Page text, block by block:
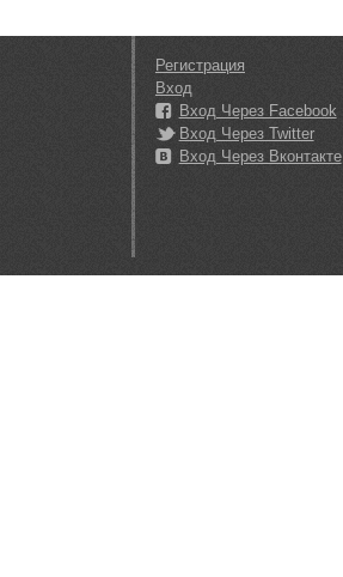
Регистрация
Вход
Вход Через Facebook
Вход Через Twitter
Вход Через Вконтакте